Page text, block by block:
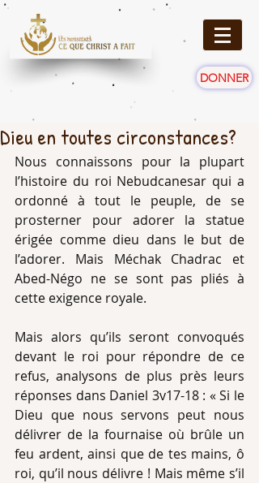
DONNER
Dieu en toutes circonstances?
Nous connaissons pour la plupart
l’histoire du roi Nebudcanesar qui a
ordonné à tout le peuple, de se
prosterner pour adorer la statue
érigée comme dieu dans le but de
l’adorer. Mais Méchak Chadrac et
Abed-Négo ne se sont pas pliés à
cette exigence royale.
Mais alors qu’ils seront convoqués
devant le roi pour répondre de ce
refus, analysons de plus près leurs
réponses dans Daniel 3v17-18 : « Si le
Dieu que nous servons peut nous
délivrer de la fournaise où brûle un
feu ardent, ainsi que de tes mains, ô
roi, qu’il nous délivre ! Mais même s’il